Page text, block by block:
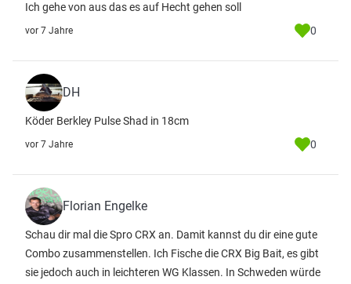
Ich gehe von aus das es auf Hecht gehen soll
vor 7 Jahre 0
DH
Köder Berkley Pulse Shad in 18cm
vor 7 Jahre 0
Florian Engelke
Schau dir mal die Spro CRX an. Damit kannst du dir eine gute
Combo zusammenstellen. Ich Fische die CRX Big Bait, es gibt
sie jedoch auch in leichteren WG Klassen. In Schweden würde